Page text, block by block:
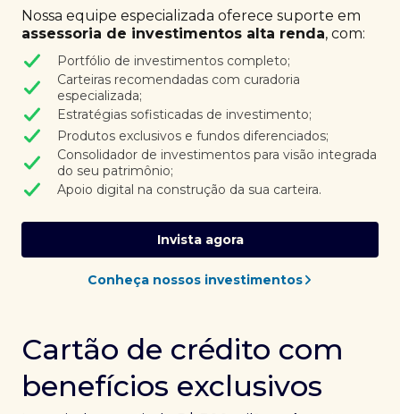
Nossa equipe especializada oferece suporte em
assessoria de investimentos alta renda, com:
Portfólio de investimentos completo;
Carteiras recomendadas com curadoria
especializada;
Estratégias sofisticadas de investimento;
Produtos exclusivos e fundos diferenciados;
Consolidador de investimentos para visão integrada
do seu patrimônio;
Apoio digital na construção da sua carteira.
Invista agora
Conheça nossos investimentos
Cartão de crédito com
benefícios exclusivos